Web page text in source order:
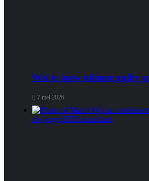
Wat is jouw ultieme guilty
7 mei 2026